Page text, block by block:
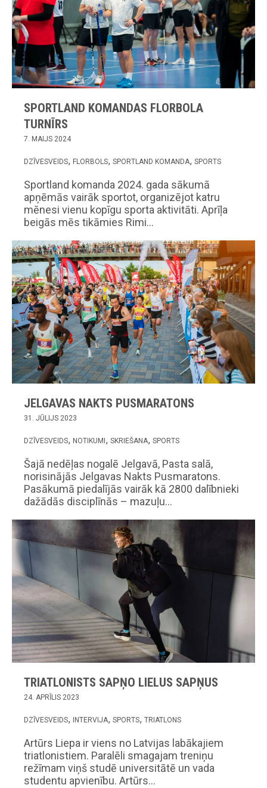
SPORTLAND KOMANDAS FLORBOLA
TURNĪRS
7. MAIJS 2024
DZĪVESVEIDS FLORBOLS SPORTLAND KOMANDA SPORTS
Sportland komanda 2024. gada sākumā
apņēmās vairāk sportot, organizējot katru
mēnesi vienu kopīgu sporta aktivitāti. Aprīļa
beigās mēs tikāmies Rimi…
JELGAVAS NAKTS PUSMARATONS
31. JŪLIJS 2023
DZĪVESVEIDS NOTIKUMI SKRIEŠANA SPORTS
Šajā nedēļas nogalē Jelgavā, Pasta salā,
norisinājās Jelgavas Nakts Pusmaratons.
Pasākumā piedalījās vairāk kā 2800 dalībnieki
dažādās disciplīnās – mazuļu…
TRIATLONISTS SAPŅO LIELUS SAPŅUS
24. APRĪLIS 2023
DZĪVESVEIDS INTERVIJA SPORTS TRIATLONS
Artūrs Liepa ir viens no Latvijas labākajiem
triatlonistiem. Paralēli smagajam treniņu
režīmam viņš studē universitātē un vada
studentu apvienību. Artūrs…